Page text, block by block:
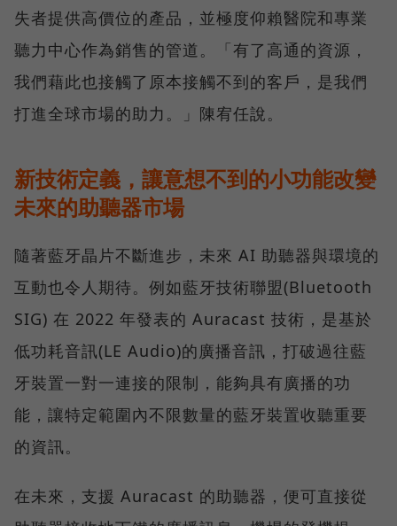
失者提供高價位的產品，並極度仰賴醫院和專業
聽力中心作為銷售的管道。「有了高通的資源，
我們藉此也接觸了原本接觸不到的客戶，是我們
打進全球市場的助力。」陳宥任說。
新技術定義，讓意想不到的小功能改變
未來的助聽器市場
隨著藍牙晶片不斷進步，未來 AI 助聽器與環境的
互動也令人期待。例如藍牙技術聯盟(Bluetooth
SIG) 在 2022 年發表的 Auracast 技術，是基於
低功耗音訊(LE Audio)的廣播音訊，打破過往藍
牙裝置一對一連接的限制，能夠具有廣播的功
能，讓特定範圍內不限數量的藍牙裝置收聽重要
的資訊。
在未來，支援 Auracast 的助聽器，便可直接從